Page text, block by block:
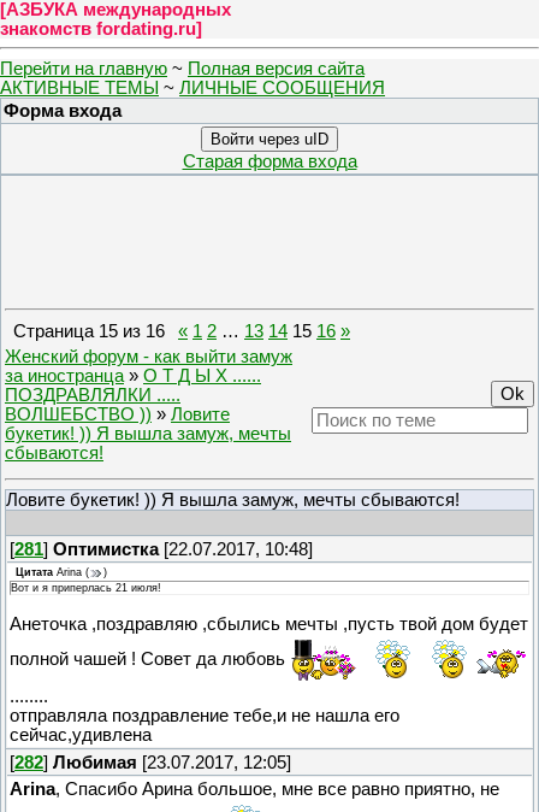
[АЗБУКА международных
знакомств fordating.ru]
Перейти на главную ~ Полная версия сайта
АКТИВНЫЕ ТЕМЫ ~ ЛИЧНЫЕ СООБЩЕНИЯ
Форма входа
Войти через uID
Старая форма входа
Страница 15 из 16 « 1 2 … 13 14 15 16 »
Женский форум - как выйти замуж
за иностранца » О Т Д Ы Х ......
ПОЗДРАВЛЯЛКИ .....
ВОЛШЕБСТВО )) » Ловите
букетик! )) Я вышла замуж, мечты
сбываются!
Ловите букетик! )) Я вышла замуж, мечты сбываются!
[281] Оптимистка[22.07.2017, 10:48]
Цитата Arina (
)
Вот и я приперлась 21 июля!
Анеточка ,поздравляю ,сбылись мечты ,пусть твой дом будет
полной чашей ! Совет да любовь
........
отправляла поздравление тебе,и не нашла его
сейчас,удивлена
[282] Любимая [23.07.2017, 12:05]
Arina, Спасибо Арина большое, мне все равно приятно, не